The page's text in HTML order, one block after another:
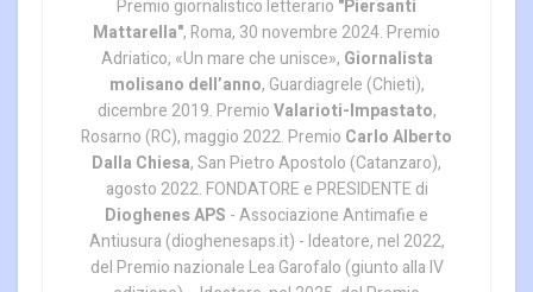
Premio giornalistico letterario "Piersanti
Mattarella", Roma, 30 novembre 2024. Premio
Adriatico, «Un mare che unisce», Giornalista
molisano dell’anno, Guardiagrele (Chieti),
dicembre 2019. PremioValarioti-Impastato,
Rosarno (RC), maggio 2022. Premio Carlo Alberto
Dalla Chiesa, San Pietro Apostolo (Catanzaro),
agosto 2022. FONDATORE e PRESIDENTE di
Dioghenes APS - Associazione Antimafie e
Antiusura (dioghenesaps.it) - Ideatore, nel 2022,
del Premio nazionale Lea Garofalo (giunto alla IV